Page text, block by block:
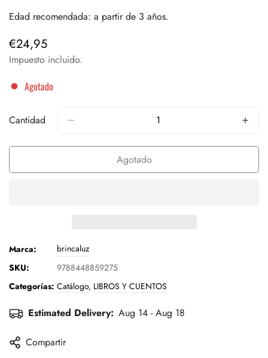
Edad recomendada: a partir de 3 años.
Precio
regular
€24,95
Impuesto incluido.
Agotado
Cantidad
Agotado
Marca:
brincaluz
SKU:
9788448859275
Categorías: Catálogo, LIBROS Y CUENTOS
Estimated Delivery: Aug 14 - Aug 18
Compartir